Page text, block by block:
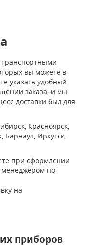
вы можете в
указать удобный
заказа, и мы
доставки был для
Красноярск,
Барнаул, Иркутск,
при оформлении
менеджером по
на
приборов